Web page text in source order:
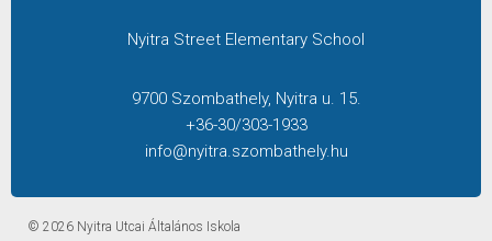
Nyitra Street Elementary School
9700 Szombathely, Nyitra u. 15.
+36-30/303-1933
info@nyitra.szombathely.hu
© 2026 Nyitra Utcai Általános Iskola